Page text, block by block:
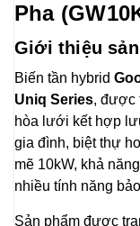
Pha (
Giới thiệu
Biến tần hybrid
Uniq Series, được
hòa lưới kết hợp
gia đình, biệt thự
mẽ 10kW, khả
nhiều tính năng
Sản phẩm được